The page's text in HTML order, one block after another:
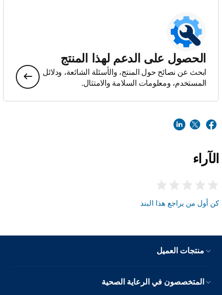
الحصول على الدعم لهذا المنتج
ابحث عن نصائح حول المنتج، والأسئلة الشائعة، ودلائل
المستخدم، ومعلومات السلامة والامتثال.
الآراء
كن أول من يراجع هذا البند
منتجات العميل
المتخصصون في الرعاية الصحية